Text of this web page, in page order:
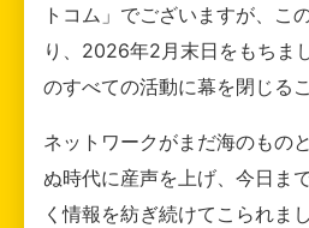
トコム」でございますが、こ
り、2026年2月末日をもちま
のすべての活動に幕を閉じる
ネットワークがまだ海のもの
ぬ時代に産声を上げ、今日ま
く情報を紡ぎ続けてこられま